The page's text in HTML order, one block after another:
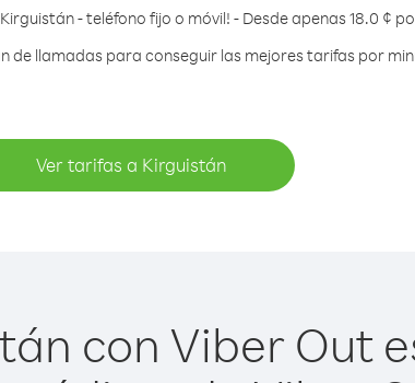
- teléfono fijo o móvil! - Desde apenas 18.0 ¢
de llamadas para conseguir las mejores tarifas por
Ver tarifas a Kirguistán
con Viber Out